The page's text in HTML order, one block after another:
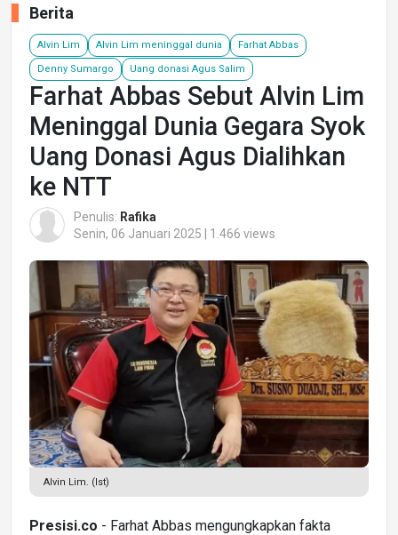
Berita
Alvin Lim Alvin Lim meninggal dunia Farhat Abbas
Denny Sumargo Uang donasi Agus Salim
Farhat Abbas Sebut Alvin Lim
Meninggal Dunia Gegara Syok
Uang Donasi Agus Dialihkan
ke NTT
Penulis: Rafika
Senin, 06 Januari 2025 | 1.466 views
Alvin Lim. (Ist)
Presisi.co - Farhat Abbas mengungkapkan fakta